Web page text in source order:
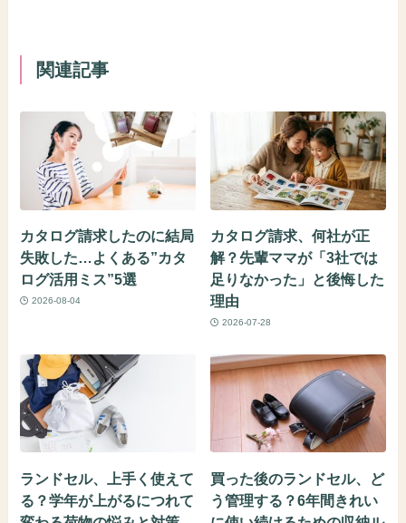
関連記事
カタログ請求したのに結局
失敗した…よくある”カタ
ログ活用ミス”5選
2026-08-04
カタログ請求、何社が正
解？先輩ママが「3社では
足りなかった」と後悔した
理由
2026-07-28
ランドセル、上手く使えて
る？学年が上がるにつれて
買った後のランドセル、ど
う管理する？6年間きれい